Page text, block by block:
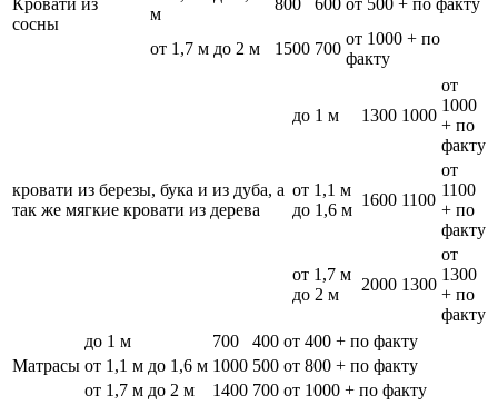
сосны
м
от 1,7 м до 2 м 1500 700
от 1000 + по
факту
кровати из березы, бука и из дуба, а
так же мягкие кровати из дерева
до 1 м 1300 1000
от
1000
+ по
факту
от 1,1 м
до 1,6 м
1600 1100
от
1100
+ по
факту
от 1,7 м
до 2 м
2000 1300
от
1300
+ по
факту
Матрасы
до 1 м 700 400 от 400 + по факту
от 1,1 м до 1,6 м 1000 500 от 800 + по факту
от 1,7 м до 2 м
1400 700 от 1000 + по факту